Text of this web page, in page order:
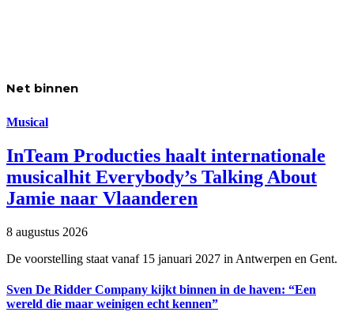
Net binnen
Musical
InTeam Producties haalt internationale
musicalhit Everybody’s Talking About
Jamie naar Vlaanderen
8 augustus 2026
De voorstelling staat vanaf 15 januari 2027 in Antwerpen en Gent.
Sven De Ridder Company kijkt binnen in de haven: “Een
wereld die maar weinigen echt kennen”